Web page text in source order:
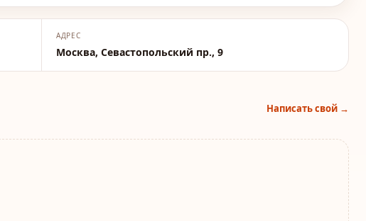
АДРЕС
Москва, Севастопольский пр., 9
Написать свой →